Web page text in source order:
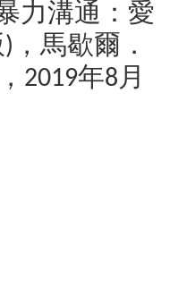
力溝通：愛
馬歇爾．
2019年8月